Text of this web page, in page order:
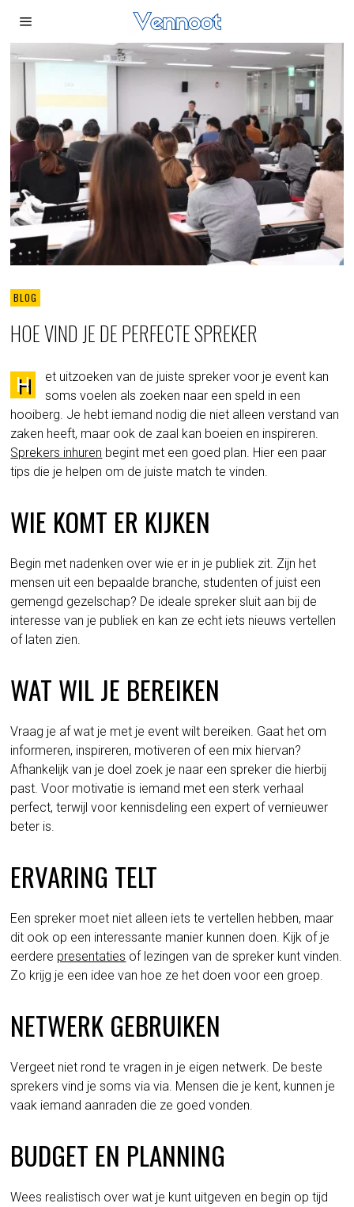
BLOG
HOE VIND JE DE PERFECTE SPREKER
H
et uitzoeken van de juiste spreker voor je event kan
soms voelen als zoeken naar een speld in een
hooiberg. Je hebt iemand nodig die niet alleen verstand van
zaken heeft, maar ook de zaal kan boeien en inspireren.
Sprekers inhuren begint met een goed plan. Hier een paar
tips die je helpen om de juiste match te vinden.
WIE KOMT ER KIJKEN
Begin met nadenken over wie er in je publiek zit. Zijn het
mensen uit een bepaalde branche, studenten of juist een
gemengd gezelschap? De ideale spreker sluit aan bij de
interesse van je publiek en kan ze echt iets nieuws vertellen
of laten zien.
WAT WIL JE BEREIKEN
Vraag je af wat je met je event wilt bereiken. Gaat het om
informeren, inspireren, motiveren of een mix hiervan?
Afhankelijk van je doel zoek je naar een spreker die hierbij
past. Voor motivatie is iemand met een sterk verhaal
perfect, terwijl voor kennisdeling een expert of vernieuwer
beter is.
ERVARING TELT
Een spreker moet niet alleen iets te vertellen hebben, maar
dit ook op een interessante manier kunnen doen. Kijk of je
eerdere presentaties of lezingen van de spreker kunt vinden.
Zo krijg je een idee van hoe ze het doen voor een groep.
NETWERK GEBRUIKEN
Vergeet niet rond te vragen in je eigen netwerk. De beste
sprekers vind je soms via via. Mensen die je kent, kunnen je
vaak iemand aanraden die ze goed vonden.
BUDGET EN PLANNING
Wees realistisch over wat je kunt uitgeven en begin op tijd